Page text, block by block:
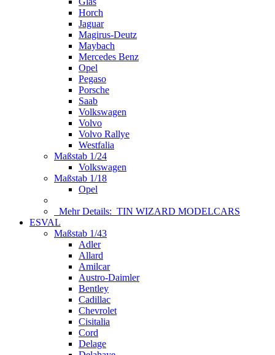
Horch
Jaguar
Magirus-Deutz
Maybach
Mercedes Benz
Opel
Pegaso
Porsche
Saab
Volkswagen
Volvo
Volvo Rallye
Westfalia
Maßstab 1/24
Volkswagen
Maßstab 1/18
Opel
Mehr Details: TIN WIZARD MODELCARS
ESVAL
Maßstab 1/43
Adler
Allard
Amilcar
Austro-Daimler
Bentley
Cadillac
Chevrolet
Cisitalia
Cord
Delage